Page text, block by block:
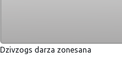
Dzivzogs darza zonesana